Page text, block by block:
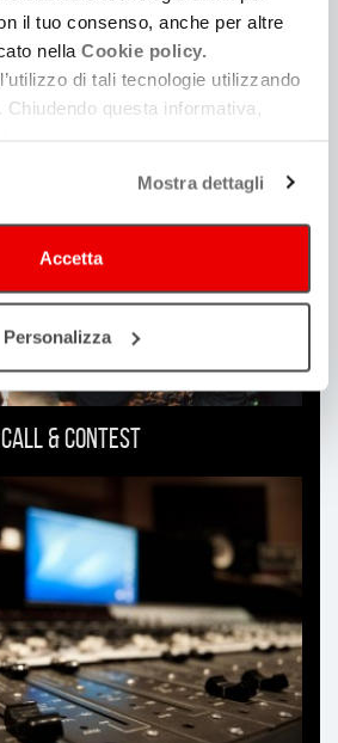
il tuo consenso, anche per altre
nella Cookie policy.
di tali tecnologie utilizzando
Chiudendo questa informativa,
Mostra dettagli
Accetta
Personalizza
Call & Contest